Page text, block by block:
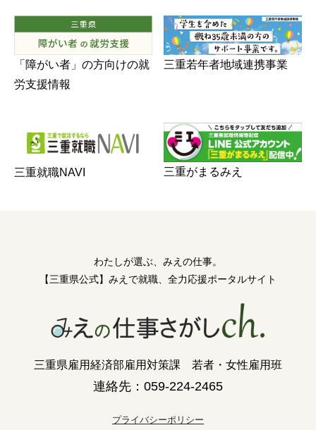
「障がい者」の方向けの就
労支援情報
三重若年者地域連携事業
三重就職NAVI 三重がまるみえ
わたしが選ぶ、みえの仕事。
【三重県公式】みえで就職、全力応援ポータルサイト
三重県雇用経済部雇用対策課 若者・女性雇用班
連絡先：059-224-2465
プライバシーポリシー